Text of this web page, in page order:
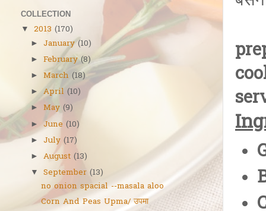
COLLECTION
▼
2013 (170)
►January (10)
►February (8)
►March (18)
►April (10)
►May (9)
► June (10)
►July (17)
► August (13)
▼ September (13)
no onion spacial --masala aloo
Corn And Peas Upma/ उपमा